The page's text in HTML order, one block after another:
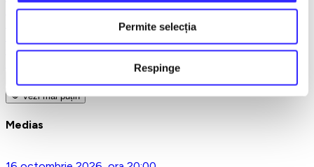
Permite selecția
Respinge
Teatru
Compania de Teatru Concordia
Vezi mai puțin
Medias